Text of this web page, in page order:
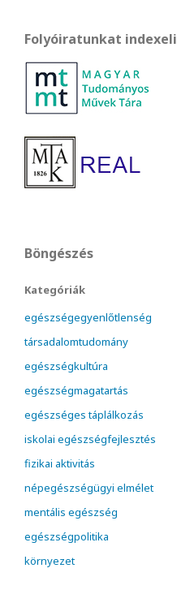
Folyóiratunkat indexeli
Böngészés
Kategóriák
egészségegyenlőtlenség
társadalomtudomány
egészségkultúra
egészségmagatartás
egészséges táplálkozás
iskolai egészségfejlesztés
fizikai aktivitás
népegészségügyi elmélet
mentális egészség
egészségpolitika
környezet